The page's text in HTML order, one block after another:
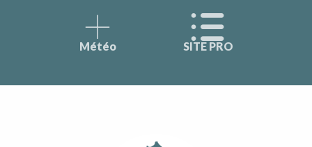
Météo SITE PRO